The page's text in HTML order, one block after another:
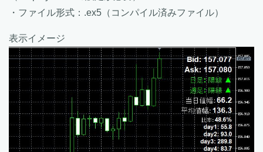
・ファイル形式：.ex5（コンパイル済みファイル）
表示イメージ